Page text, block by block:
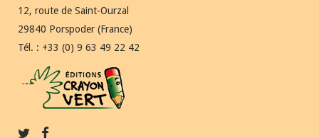
12, route de Saint-Ourzal
29840 Porspoder (France)
Tél. : +33 (0) 9 63 49 22 42